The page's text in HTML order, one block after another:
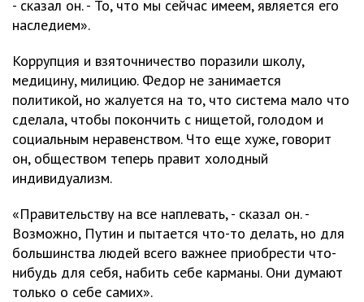
- сказал он. - То, что мы сейчас имеем, является его
наследием».
Коррупция и взяточничество поразили школу,
медицину, милицию. Федор не занимается
политикой, но жалуется на то, что система мало что
сделала, чтобы покончить с нищетой, голодом и
социальным неравенством. Что еще хуже, говорит
он, обществом теперь правит холодный
индивидуализм.
«Правительству на все наплевать, - сказал он. -
Возможно, Путин и пытается что-то делать, но для
большинства людей всего важнее приобрести что-
нибудь для себя, набить себе карманы. Они думают
только о себе самих».